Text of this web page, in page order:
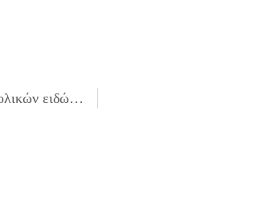
09/10/2018 Διανομή βασικής επισιτιστικής συνδρομής και σχολικών ειδών στο πλαίσιο των Προγραμμάτων ΤΕΒΑ & ΚΕΑ